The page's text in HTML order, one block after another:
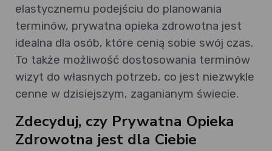
elastycznemu podejściu do planowania
terminów, prywatna opieka zdrowotna jest
idealna dla osób, które cenią sobie swój czas.
To także możliwość dostosowania terminów
wizyt do własnych potrzeb, co jest niezwykle
cenne w dzisiejszym, zaganianym świecie.
Zdecyduj, czy Prywatna Opieka
Zdrowotna jest dla Ciebie